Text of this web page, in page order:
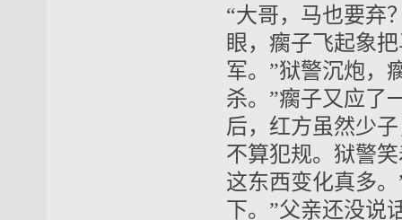
“大哥，马也要弃
眼，瘸子飞起象
军。”狱警沉炮，
杀。”瘸子又应了
后，红方虽然少
不算犯规。狱警
这东西变化真多
下。”父亲还没说